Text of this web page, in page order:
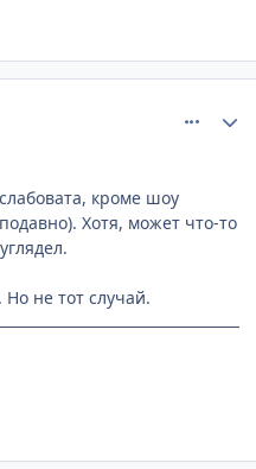
кроме шоу
Хотя, может что-то
не тот случай.